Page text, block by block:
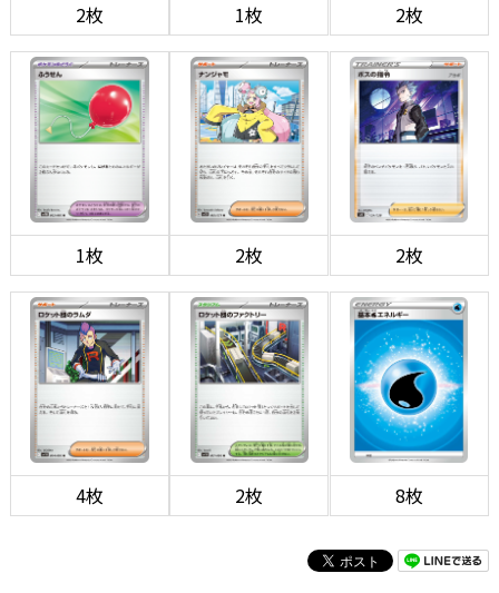
2枚 1枚 2枚
1枚 2枚 2枚
4枚 2枚 8枚